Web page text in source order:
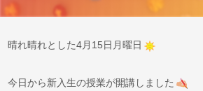
晴れ晴れとした4月15日月曜日
今日から新入生の授業が開講しました